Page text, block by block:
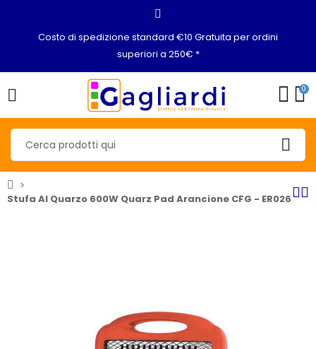
Costo di spedizione standard €10 Gratuita per ordini
superiori a 250€ *
0
Stufa Al Quarzo 600W Quarz Pad Arancione CFG - ER026